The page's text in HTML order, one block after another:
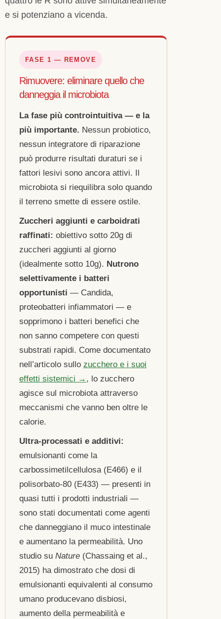
e si potenziano a vicenda.
FASE 1 — REMOVE
Rimuovere: eliminare quello che
danneggia il microbiota
La fase più controintuitiva — e la
più importante. Nessun probiotico,
nessun integratore di riparazione
può produrre risultati duraturi se i
fattori lesivi sono ancora attivi. Il
microbiota si riequilibra solo quando
il terreno smette di essere ostile.
Zuccheri aggiunti e carboidrati
raffinati: obiettivo sotto 20g di
zuccheri aggiunti al giorno
(idealmente sotto 10g). Nutrono
selettivamente i batteri
opportunisti — Candida,
proteobatteri infiammatori — e
sopprimono i batteri benefici che
non sanno competere con questi
substrati rapidi. Come documentato
nell’articolo sullo zucchero e i suoi
effetti sistemici → , lo zucchero
agisce sul microbiota attraverso
meccanismi che vanno ben oltre le
calorie.
Ultra-processati e additivi:
emulsionanti come la
carbossimetilcellulosa (E466) e il
polisorbato-80 (E433) — presenti in
quasi tutti i prodotti industriali —
sono stati documentati come agenti
che danneggiano il muco intestinale
e aumentano la permeabilità. Uno
studio su Nature (Chassaing et al.,
2015) ha dimostrato che dosi di
emulsionanti equivalenti al consumo
umano producevano disbiosi,
aumento della permeabilità e